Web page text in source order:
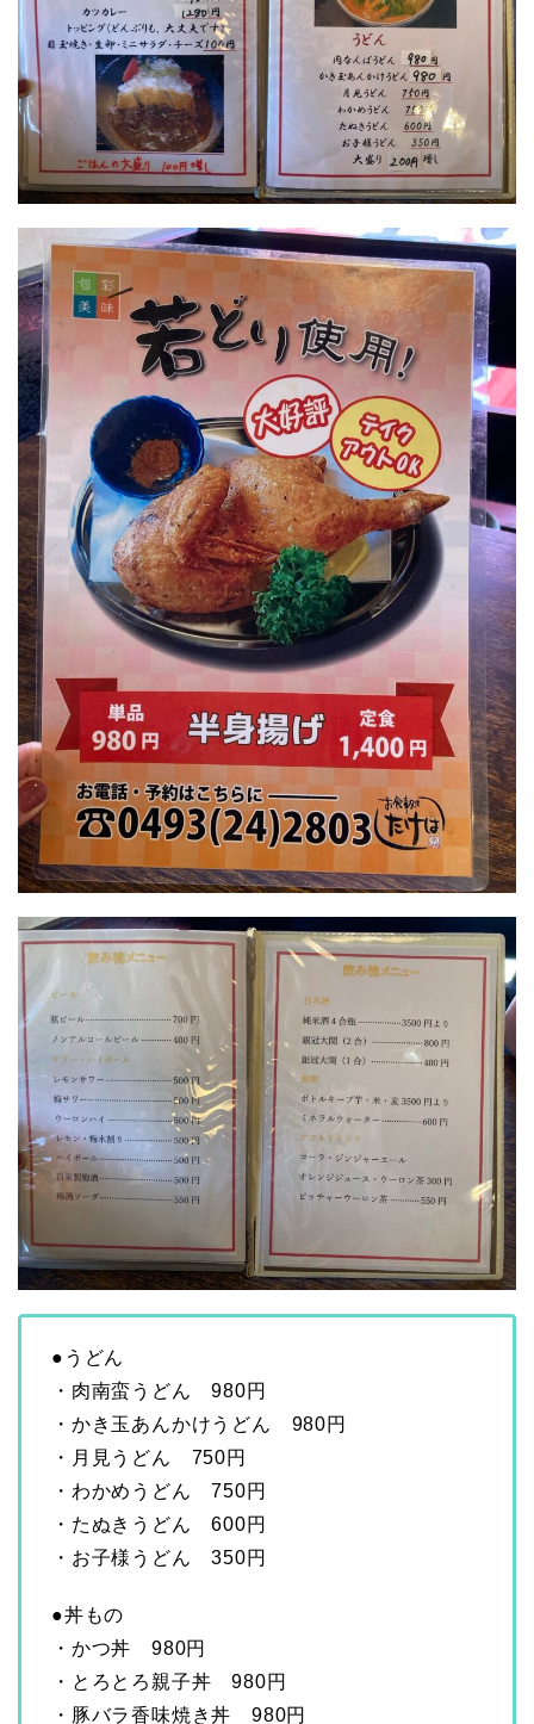
●うどん
・肉南蛮うどん 980円
・かき玉あんかけうどん 980円
・月見うどん 750円
・わかめうどん 750円
・たぬきうどん 600円
・お子様うどん 350円
●丼もの
・かつ丼 980円
・とろとろ親子丼 980円
・豚バラ香味焼き丼 980円